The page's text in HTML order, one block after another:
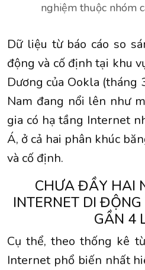
nghiệm thuộc nhóm
Dữ liệu từ báo cáo so
động và cố định tại khu
Dương của Ookla
Nam đang nổi lên như
gia có hạ tầng Internet
Á, ở cả hai phân khúc
và cố định.
CHƯA ĐẦY HAI
INTERNET DI
GẦN 4
Cụ thể, theo thống kê
Internet phổ biến nhất